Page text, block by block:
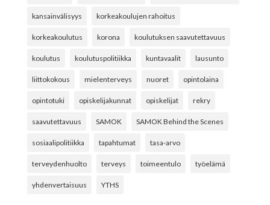
kansainvälisyys korkeakoulujen rahoitus
korkeakoulutus korona koulutuksen saavutettavuus
koulutus koulutuspolitiikka kuntavaalit lausunto
liittokokous mielenterveys nuoret opintolaina
opintotuki opiskelijakunnat opiskelijat rekry
saavutettavuus SAMOK SAMOK Behind the Scenes
sosiaalipolitiikka tapahtumat tasa-arvo
terveydenhuolto terveys toimeentulo työelämä
yhdenvertaisuus YTHS